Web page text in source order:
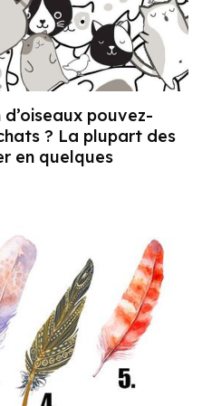
pouvez-
? La plupart des
en quelques